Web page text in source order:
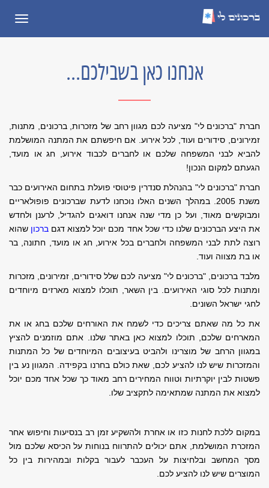
אנחנו כאן בשבילכם...
חברת "ברכונים לי" מציעה לכם מגוון רחב של מזכרות, ברכונים, מתנות,
זמירונים, סידורים ועוד, לכל אירוע. אם חיפשתם את המתנה המושלמת
להביא לבני המשפחה שלכם או לחברים לכבוד אירוע, חג או מועד,
הגעתם למקום הנכון!
חברת "ברכונים לי" בהנהלת סנדרין פיטוסי פועלת בתחום האירועים כבר
משנת 2005. במהלך השנים האלו נוכחנו לדעת שברכונים פופולאריים
ומבוקשים מאוד, ועל כן מדי שנה אנחנו דואגים להגדיל, לרענן ולחדש
את היצע הברכונים שלנו כדי שכל אחד מכם יוכל למצוא דגם ברכון שהוא
רוצה לתת לבני המשפחה ולחברים בכל אירוע, חג או מועד, חתונה, בר
או בת מצווה ועוד.
מלבד ברכונים, "ברכונים לי" מציעה לכם שלל סידורים, זמירונים, מזכרות
ומתנות לכל סוגי האירועים. בין השאר, תוכלו למצוא מארזים מיוחדים
לחגי ישראל השונים.
את כל מה שאתם צריכים כדי לשמח את האורחים שלכם בחג או את
המארחים שלכם, תוכלו למצוא כאן באתר שלנו. אתם מוזמנים להציץ
במגוון הרחב של מוצרינו ולהביט בעיצובים המיוחדים של כל המתנות
והמזכרות שיש לנו להציע לכם, שאת כולם בחרנו בקפידה. המגוון נע בין
פשטות לבין יוקרתיות וטווח המחירים רחב מאוד כך שכל אחד מכם יוכל
למצוא את המתנה שמתאימה לתקציב שלו.
במקום ללכת לחנות כזו או אחרת ולהשקיע זמן רב בנסיעות וחיפוש אחר
המזכרת המושלמת, אתם יכולים להתרווח בנוחות על הכיסא שלכם מול
מסך המחשב ובלחיצות על העכבר לעבור בקלות ובמהירות בין כל
המוצרים שיש לנו להציע לכם.